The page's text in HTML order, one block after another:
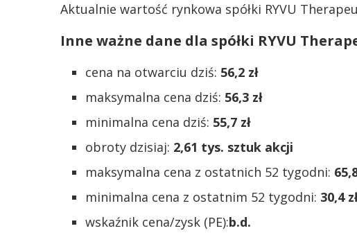
Aktualnie wartość rynkowa spółki RYVU
Inne ważne dane dla spółki RYVU
cena na otwarciu dziś: 56,2 zł
maksymalna cena dziś: 56,3 zł
minimalna cena dziś: 55,7 zł
obroty dzisiaj: 2,61 tys. sztuk akcji
maksymalna cena z ostatnich 52 tygodni:
minimalna cena z ostatnim 52 tygodni: 30,4
wskaźnik cena/zysk (PE):b.d.